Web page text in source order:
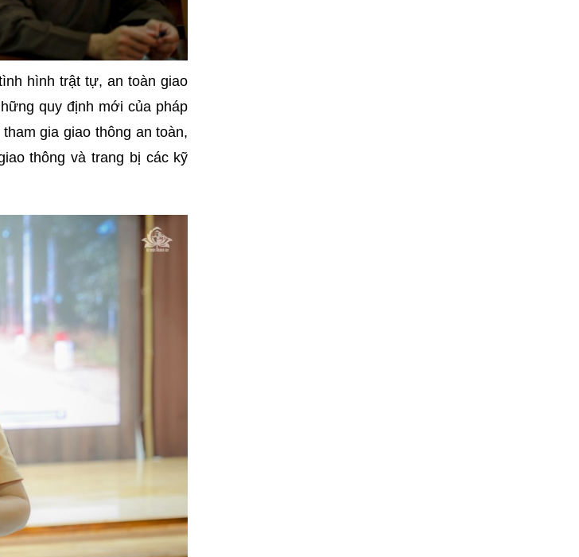
hình trật tự, an toàn giao
quy định mới của pháp
gia giao thông an toàn,
thông và trang bị các kỹ